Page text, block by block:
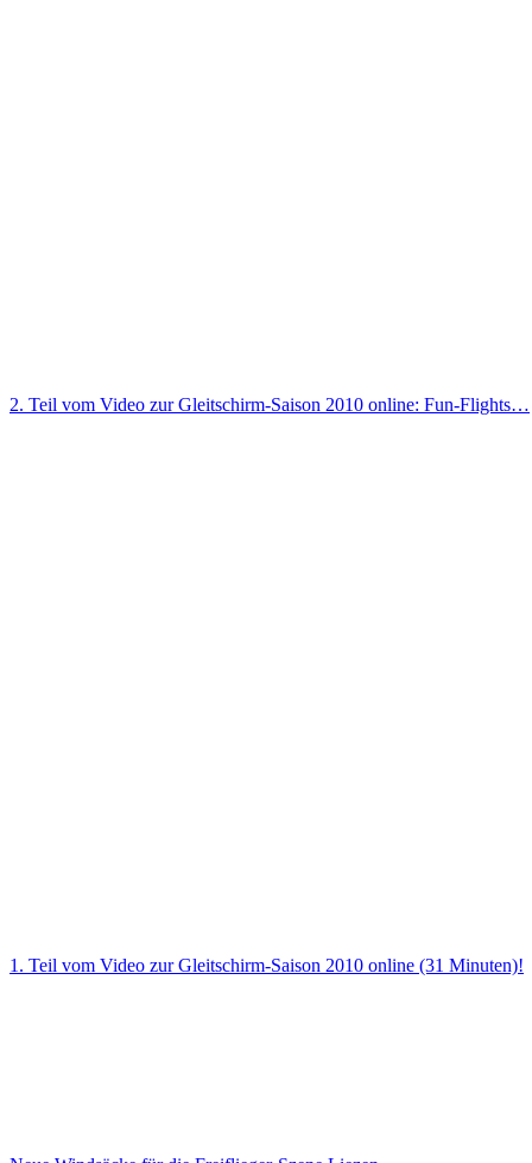
2. Teil vom Video zur Gleitschirm-Saison 2010 online: Fun-Flights…
1. Teil vom Video zur Gleitschirm-Saison 2010 online (31 Minuten)!